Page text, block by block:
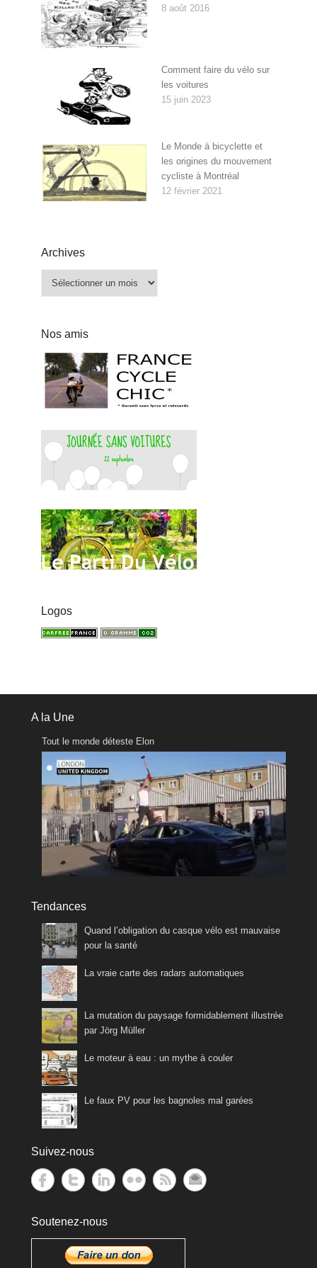
8 août 2016
Comment faire du vélo sur
les voitures
15 juin 2023
Le Monde à bicyclette et
les origines du mouvement
cycliste à Montréal
12 février 2021
Archives
Archives
Nos amis
Logos
A la Une
Tout le monde déteste Elon
Tendances
Quand l’obligation du casque vélo est mauvaise
pour la santé
La vraie carte des radars automatiques
La mutation du paysage formidablement illustrée
par Jörg Müller
Le moteur à eau : un mythe à couler
Le faux PV pour les bagnoles mal garées
Suivez-nous
Soutenez-nous